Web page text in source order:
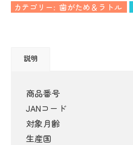
カテゴリー: 歯がため＆ラトル
説明
商品番号
JANコード
対象月齢
生産国